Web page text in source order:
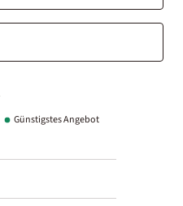
Günstigstes Angebot